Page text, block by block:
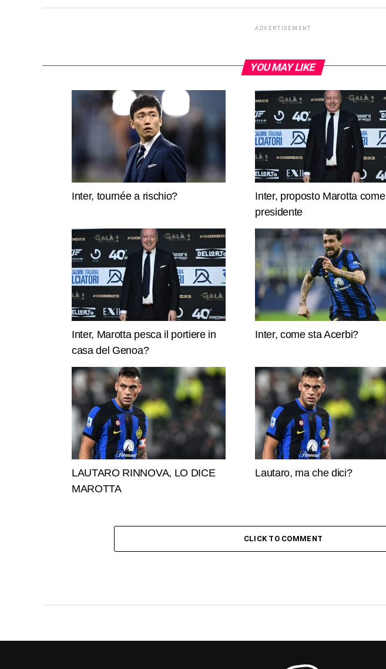
ADVERTISEMENT
YOU MAY LIKE
Inter, tournée a rischio?
Inter, proposto Marotta come
presidente
Inter, Marotta pesca il portiere in
casa del Genoa?
Inter, come sta Acerbi?
LAUTARO RINNOVA, LO DICE
MAROTTA
Lautaro, ma che dici?
CLICK TO COMMENT